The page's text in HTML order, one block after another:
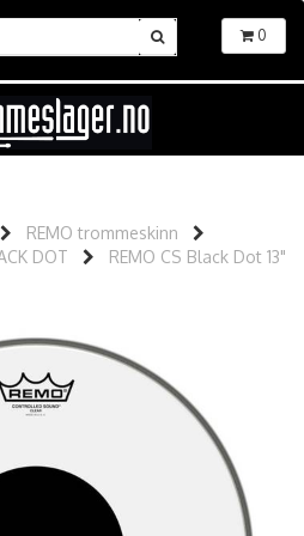
0
REMO trommeskinn
DOT
REMO CS Black Dot 13"